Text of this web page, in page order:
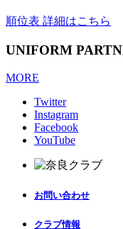
順位表 詳細はこちら
UNIFORM
MORE
Twitter
Instagram
Facebook
YouTube
お問い合わせ
クラブ情報